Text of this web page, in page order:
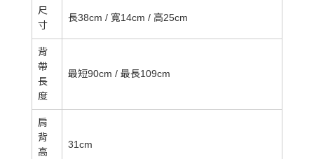
尺
寸
長38cm / 寬14cm / 高25cm
背
帶
長
度
最短90cm / 最長109cm
肩
背
高
31cm